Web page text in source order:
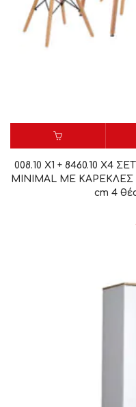
008.10 Χ1 + 8460.10 Χ4
MINIMAL ΜΕ ΚΑΡΕΚΛΕΣ
cm 4